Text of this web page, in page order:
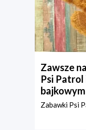
Zawsze
Psi
Zabawki Psi